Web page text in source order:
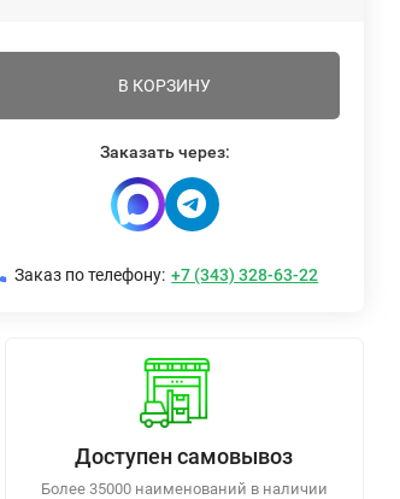
В КОРЗИНУ
Заказать через:
Заказ по телефону: +7 (343) 328-63-22
Доступен самовывоз
Более 35000 наименований в наличии